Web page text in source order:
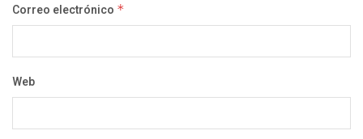
Correo electrónico *
Web